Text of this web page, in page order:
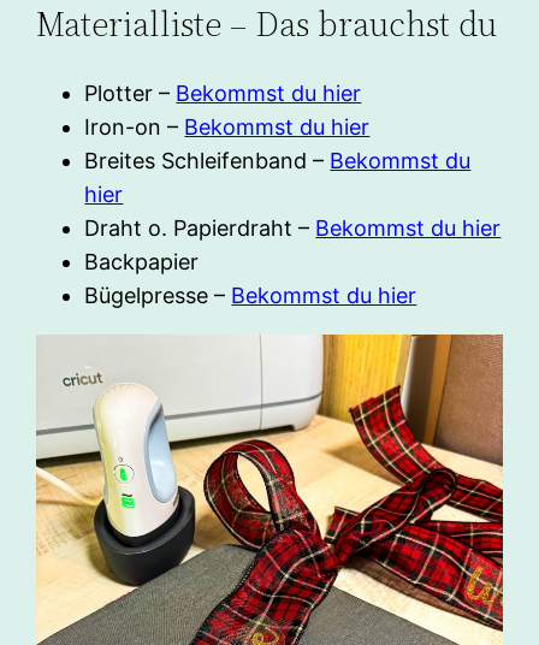
Materialliste – Das brauchst du
Plotter – Bekommst du hier
Iron-on – Bekommst du hier
Breites Schleifenband – Bekommst du
hier
Draht o. Papierdraht – Bekommst du hier
Backpapier
Bügelpresse – Bekommst du hier